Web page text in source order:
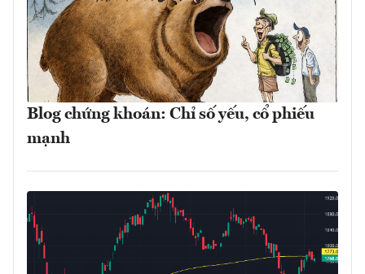
Blog chứng khoán: Chỉ số yếu, cổ phiếu
mạnh